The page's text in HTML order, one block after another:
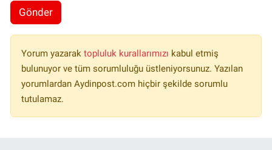
Gönder
Yorum yazarak topluluk kurallarımızı kabul etmiş
bulunuyor ve tüm sorumluluğu üstleniyorsunuz. Yazılan
yorumlardan Aydinpost.com hiçbir şekilde sorumlu
tutulamaz.